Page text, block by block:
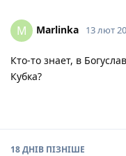
M Marlinka 13 лют
Кто-то знает, в
Кубка?
18 ДНІВ ПІЗНІШЕ